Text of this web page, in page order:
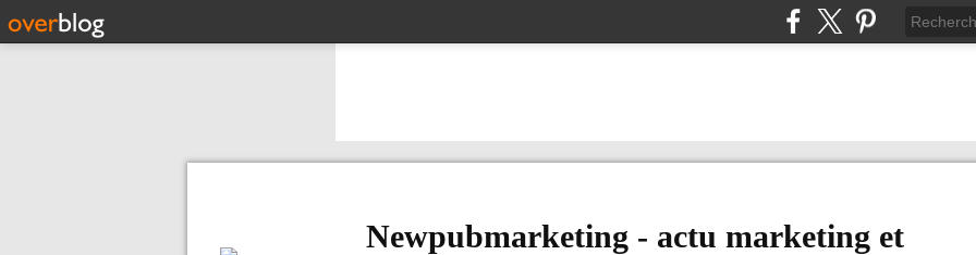
Newpubmarketing - actu marketing et